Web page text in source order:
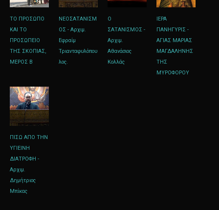
ΤΟ ΠΡΟΣΩΠΟ
ΚΑΙ ΤΟ
ΠΡΟΣΩΠΕΙΟ
ΤΗΣ ΣΚΟΠΙΑΣ,
ΜΕΡΟΣ Β
ΝΕΟΣΑΤΑΝΙΣΜ
ΟΣ - Αρχιμ.
Εφραίμ
Τριανταφυλόπου
λος.
Ο
ΣΑΤΑΝΙΣΜΟΣ -
Αρχιμ.
Αθανάσιος
Κολλάς
ΙΕΡΑ
ΠΑΝΗΓΥΡΙΣ -
ΑΓΙΑΣ ΜΑΡΙΑΣ
ΜΑΓΔΑΛΗΝΗΣ
ΤΗΣ
ΜΥΡΟΦΟΡΟΥ
ΠΙΣΩ ΑΠΟ ΤΗΝ
ΥΓΙΕΙΝΗ
ΔΙΑΤΡΟΦΗ -
Αρχιμ.
Δημήτριος
Μπίκας